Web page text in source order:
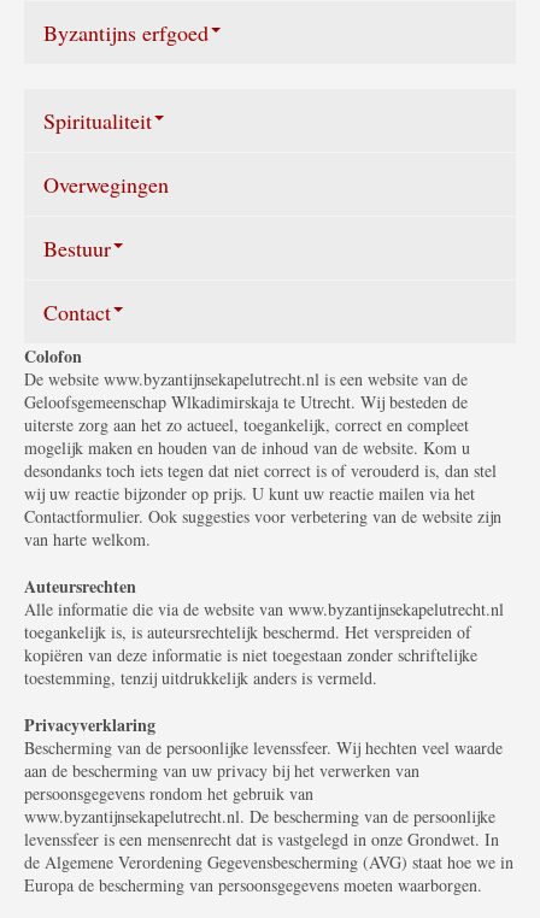
De goddelijke liturgie
Byzantijns erfgoed
De liturgie in Nederland
Literatuur
Informatie sites
Spiritualiteit
Symboliek
Wat ons bezielt
Overwegingen
Bestuur
Samenstelling bestuur
Jaarverslag
ANBI
Contact
Stuur een e-mail
Contactpersonen
Colofon
De website www.byzantijnsekapelutrecht.nl is een website van de
Geloofsgemeenschap Wlkadimirskaja te Utrecht. Wij besteden de
uiterste zorg aan het zo actueel, toegankelijk, correct en compleet
mogelijk maken en houden van de inhoud van de website. Kom u
desondanks toch iets tegen dat niet correct is of verouderd is, dan stel
wij uw reactie bijzonder op prijs. U kunt uw reactie mailen via het
Contactformulier. Ook suggesties voor verbetering van de website zijn
van harte welkom.
Auteursrechten
Alle informatie die via de website van www.byzantijnsekapelutrecht.nl
toegankelijk is, is auteursrechtelijk beschermd. Het verspreiden of
kopiëren van deze informatie is niet toegestaan zonder schriftelijke
toestemming, tenzij uitdrukkelijk anders is vermeld.
Privacyverklaring
Bescherming van de persoonlijke levenssfeer. Wij hechten veel waarde
aan de bescherming van uw privacy bij het verwerken van
persoonsgegevens rondom het gebruik van
www.byzantijnsekapelutrecht.nl. De bescherming van de persoonlijke
levenssfeer is een mensenrecht dat is vastgelegd in onze Grondwet. In
de Algemene Verordening Gegevensbescherming (AVG) staat hoe we in
Europa de bescherming van persoonsgegevens moeten waarborgen.